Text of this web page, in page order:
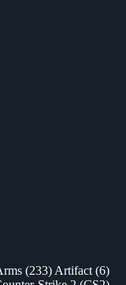
(233) Artifact (6)